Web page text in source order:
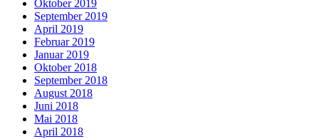
Oktober 2019
September 2019
April 2019
Februar 2019
Januar 2019
Oktober 2018
September 2018
August 2018
Juni 2018
Mai 2018
April 2018